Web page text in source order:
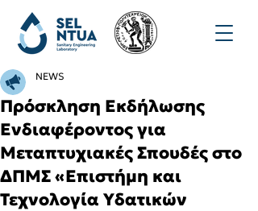
Πρόσκληση Εκδήλωσης
Ενδιαφέροντος για
Μεταπτυχιακές Σπουδές στο
ΔΠΜΣ «Επιστήμη και
Τεχνολογία Υδατικών
NEWS